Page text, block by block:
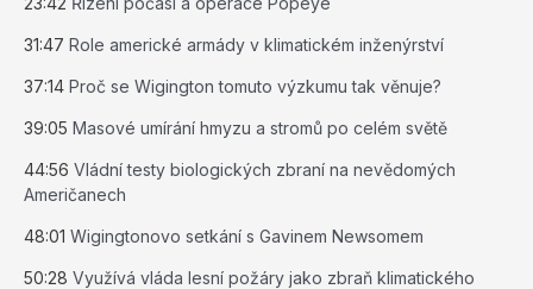
31:47 Role americké armády v klimatickém inženýrství
37:14 Proč se Wigington tomuto výzkumu tak věnuje?
39:05 Masové umírání hmyzu a stromů po celém světě
44:56 Vládní testy biologických zbraní na nevědomých
Američanech
48:01 Wigingtonovo setkání s Gavinem Newsomem
50:28 Využívá vláda lesní požáry jako zbraň klimatického